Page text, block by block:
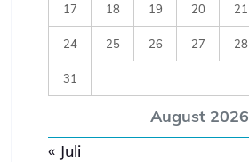
August 2026
17 18 19 20 21
24 25 26 27 28
31
« Juli